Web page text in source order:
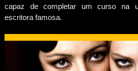
capaz de completar um curso na
escritora famosa.